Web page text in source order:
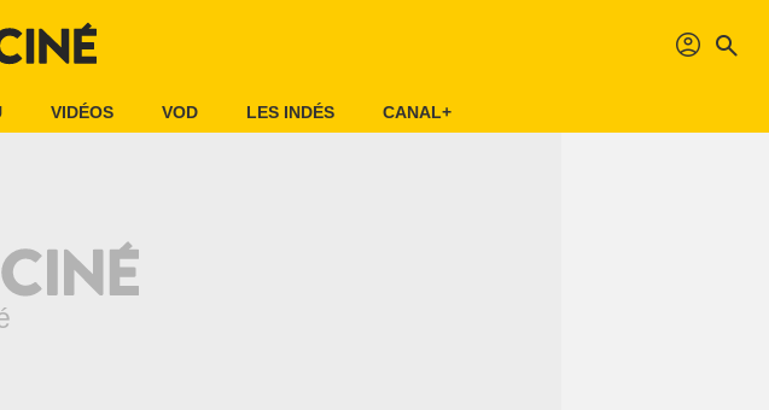
profil search
VIDÉOS VOD LES INDÉS CANAL+